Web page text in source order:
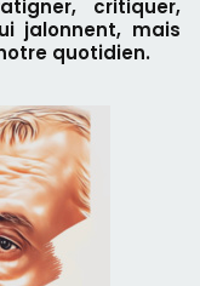
critiquer,
jalonnent, mais
quotidien.